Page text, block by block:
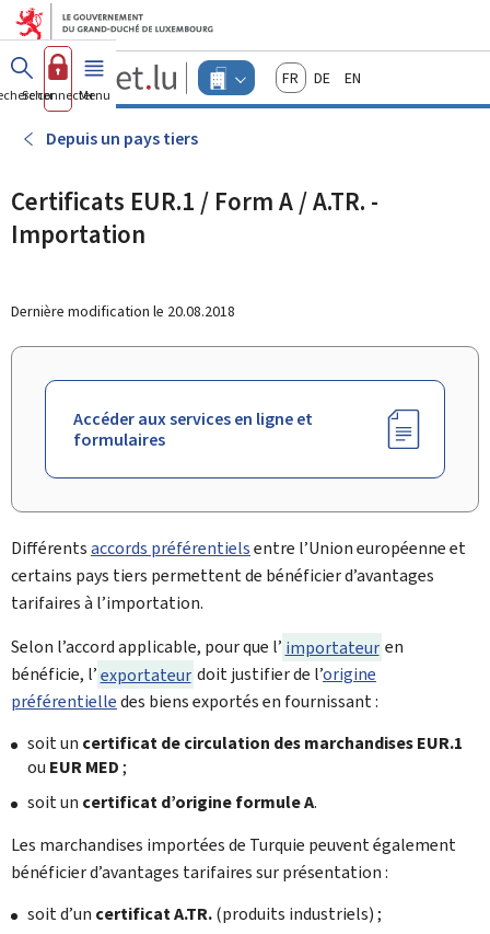
Aller au menu principal
Aller au contenu
Guichet.lu
Changer
d'espace
actif
FrançaisDeutschEnglish
Se connecterMenu principal
Depuis un pays tiers
Certificats EUR.1 / Form A / A.TR. -
Importation
Dernière modification le 20.08.2018
Accéder aux services en ligne et
formulaires
Différentsaccords préférentielsentre l’Union européenne et
certains pays tiers permettent de bénéficier d’avantages
tarifaires à l’importation.
Selon l’accord applicable, pour que l’ importateur en
bénéficie, l’exportateur doit justifier de l’origine
préférentielledes biens exportés en fournissant :
soit un certificat de circulation des marchandises EUR.1
ou EUR MED;
soit un certificat d’origine formule A.
Les marchandises importées de Turquie peuvent également
bénéficier d’avantages tarifaires sur présentation :
soit d’un certificat A.TR.(produits industriels) ;